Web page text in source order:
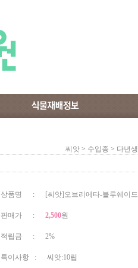
씨앗 > 수입종 > 다년생
상품명 : [씨앗]오브리에타-블루쉐이드
판매가 : 2,500원
적립금 : 2%
특이사항 : 씨앗:10립